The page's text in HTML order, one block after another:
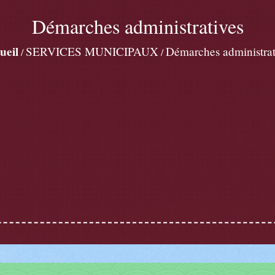
Démarches administratives
/SERVICES MUNICIPAUX/Démarches